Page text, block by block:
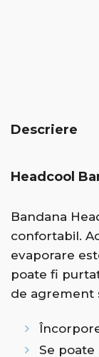
Descriere
Headcool
Bandana
confortabil.
evaporare
poate fi
de agrement
Se poate